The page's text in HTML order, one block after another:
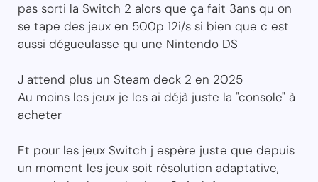
pas sorti la Switch 2 alors que ça fait 3ans qu on
se tape des jeux en 500p 12i/s si bien que c est
aussi dégueulasse qu une Nintendo DS
J attend plus un Steam deck 2 en 2025
Au moins les jeux je les ai déjà juste la "console" à
acheter
Et pour les jeux Switch j espère juste que depuis
un moment les jeux soit résolution adaptative,